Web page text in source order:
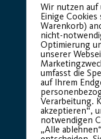
Wir nutzen auf
Einige
Warenkorb)
nicht-
Optimierung
unserer
umfasst die
auf Ihrem
Verarbeitung.
akzeptieren“,
notwendigen
„Alle